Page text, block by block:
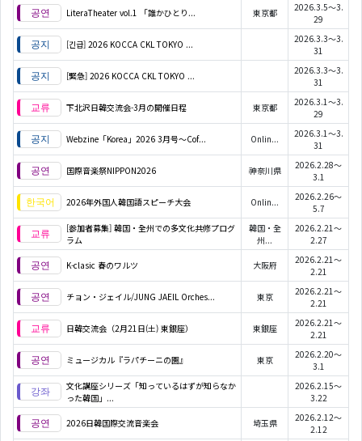
LiteraTheater vol.1 「誰かひとり... 東京都
2026.3.5～3.
29
[긴급] 2026 KOCCA CKL TOKYO ...
2026.3.3～3.
31
[緊急] 2026 KOCCA CKL TOKYO ...
2026.3.3～3.
31
下北沢日韓交流会-3月の開催日程 東京都
2026.3.1～3.
29
Webzine「Korea」2026 3月号～Cof... Onlin...
2026.3.1～3.
31
国際音楽祭NIPPON2026 神奈川県
2026.2.28～
3.1
2026年外国人韓国語スピーチ大会 Onlin...
2026.2.26～
5.7
[参加者募集] 韓国・全州での多文化共修プログ
ラム
韓国・全
州...
2026.2.21～
2.27
K-clasic 春のワルツ 大阪府
2026.2.21～
2.21
チョン・ジェイル/JUNG JAEIL Orches... 東京
2026.2.21～
2.21
日韓交流会（2月21日(土) 東銀座） 東銀座
2026.2.21～
2.21
ミュージカル『ラパチーニの園』 東京
2026.2.20～
3.1
文化講座シリーズ「知っているはずが知らなか
った韓国」...
2026.2.15～
3.22
2026日韓国際交流音楽会 埼玉県
2026.2.12～
2.12